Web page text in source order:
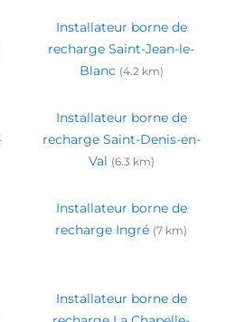
Installateur borne de
recharge Saint-Jean-le-
Blanc (4.2 km)
Installateur borne de
recharge Saint-Denis-en-
Val (6.3 km)
Installateur borne de
recharge Ingré (7 km)
Installateur borne de